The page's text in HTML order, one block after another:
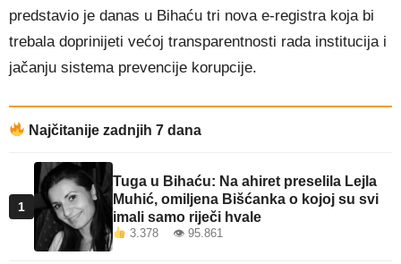
predstavio je danas u Bihaću tri nova e-registra koja bi
trebala doprinijeti većoj transparentnosti rada institucija i
jačanju sistema prevencije korupcije.
Najčitanije zadnjih 7 dana
1
Tuga u Bihaću: Na ahiret preselila Lejla
Muhić, omiljena Bišćanka o kojoj su svi
imali samo riječi hvale
3.378 👁 95.861